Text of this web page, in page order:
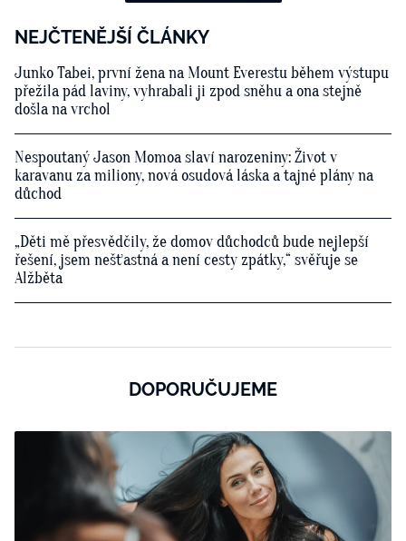
NEJČTENĚJŠÍ ČLÁNKY
Junko Tabei, první žena na Mount Everestu během výstupu
přežila pád laviny, vyhrabali ji zpod sněhu a ona stejně
došla na vrchol
Nespoutaný Jason Momoa slaví narozeniny: Život v
karavanu za miliony, nová osudová láska a tajné plány na
důchod
„Děti mě přesvědčily, že domov důchodců bude nejlepší
řešení, jsem nešťastná a není cesty zpátky,“ svěřuje se
Alžběta
DOPORUČUJEME